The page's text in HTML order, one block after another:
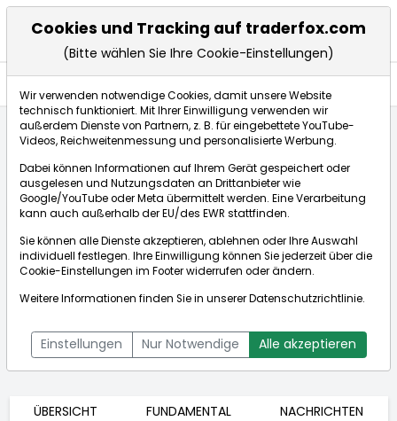
Börse:
DE0005227201]
Aktienkurse
Bid:41,600€Ask:43,400€
ÜBERSICHT FUNDAMENTAL
NACHRICHTEN
Cookies und Tracking auf traderfox.com
(Bitte wählen Sie Ihre Cookie-Einstellungen)
Wir verwenden notwendige Cookies, damit unsere Website
technisch funktioniert. Mit Ihrer Einwilligung verwenden wir
außerdem Dienste von Partnern, z. B. für eingebettete YouTube-
Videos, Reichweitenmessung und personalisierte Werbung.
Dabei können Informationen auf Ihrem Gerät gespeichert oder
ausgelesen und Nutzungsdaten an Drittanbieter wie
Google/YouTube oder Meta übermittelt werden. Eine Verarbeitung
kann auch außerhalb der EU/des EWR stattfinden.
Sie können alle Dienste akzeptieren, ablehnen oder Ihre Auswahl
individuell festlegen. Ihre Einwilligung können Sie jederzeit über die
Cookie-Einstellungen im Footer widerrufen oder ändern.
Weitere Informationen finden Sie in unsererDatenschutzrichtlinie.
Einstellungen Nur Notwendige Alle akzeptieren